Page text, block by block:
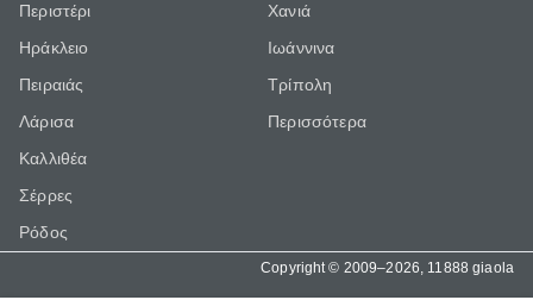
Περιστέρι
Ηράκλειο
Πειραιάς
Λάρισα
Καλλιθέα
Σέρρες
Ρόδος
Χανιά
Ιωάννινα
Τρίπολη
Περισσότερα
Copyright © 2009–2026, 11888 giaola